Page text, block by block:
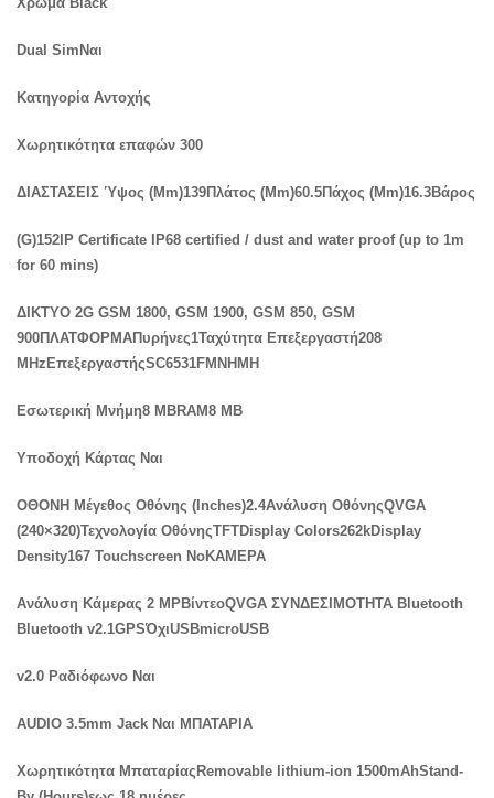
Dual Sim Ναι
Κατηγορία Αντοχής
Χωρητικότητα επαφών 300
ΔΙΑΣΤΑΣΕΙΣ Ύψος (Mm)139Πλάτος (Mm)60.5Πάχος (Mm)16.3Βάρος
(G)152IP Certificate IP68 certified / dust and water proof (up to 1m
for 60 mins)
ΔΙΚΤΥΟ 2G GSM 1800, GSM 1900, GSM 850, GSM
900ΠΛΑΤΦΟΡΜΑΠυρήνες1Ταχύτητα Επεξεργαστή208
MHzΕπεξεργαστήςSC6531FΜΝΗΜΗ
Εσωτερική Μνήμη8 MBRAM8 MB
Υποδοχή Κάρτας Ναι
ΟΘΟΝΗ Μέγεθος Οθόνης (Inches)2.4Ανάλυση ΟθόνηςQVGA
(240×320)Τεχνολογία ΟθόνηςTFTDisplay Colors262kDisplay
Density167 Touchscreen NoΚΑΜΕΡΑ
Ανάλυση Κάμερας 2 MPΒίντεοQVGA ΣΥΝΔΕΣΙΜΟΤΗΤΑ Bluetooth
Bluetooth v2.1GPSΌχιUSBmicroUSB
v2.0 Ραδιόφωνο Ναι
AUDIO 3.5mm Jack Ναι ΜΠΑΤΑΡΙΑ
Χωρητικότητα ΜπαταρίαςRemovable lithium-ion 1500mAhStand-